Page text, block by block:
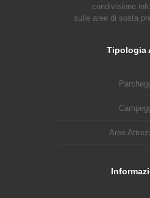
condivisione
sulle aree di sosta
Tipologia
Aree